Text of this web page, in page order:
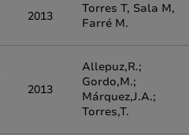
2013
Torres T, Sala M,
Farré M.
2013
Allepuz,R.;
Gordo,M.;
Márquez,J.A.;
Torres,T.